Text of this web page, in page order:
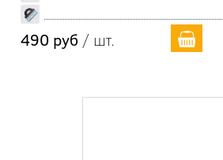
490 руб / шт.